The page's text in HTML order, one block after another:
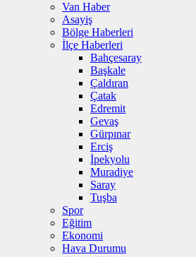
Van Haber
Asayiş
Bölge Haberleri
İlçe Haberleri
Bahçesaray
Başkale
Çaldıran
Çatak
Edremit
Gevaş
Gürpınar
Erciş
İpekyolu
Muradiye
Saray
Tuşba
Spor
Eğitim
Ekonomi
Hava Durumu